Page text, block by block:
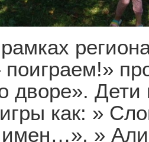
дворе».
как: »
»